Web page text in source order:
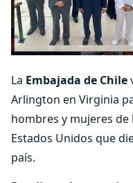
La Embajada de Chile
Arlington en Virginia
hombres y mujeres de
Estados Unidos que
país.